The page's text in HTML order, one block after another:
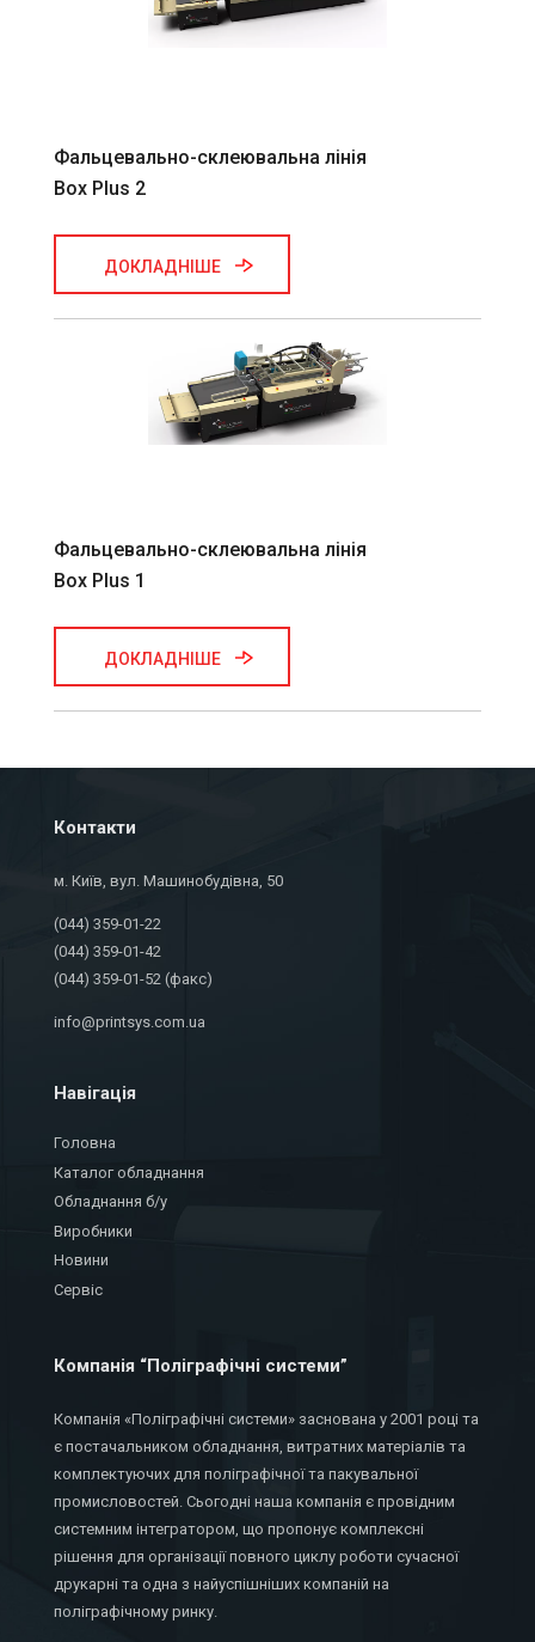
Фальцевально-склеювальна лінія
Box Plus 2
ДОКЛАДНІШЕ
Фальцевально-склеювальна лінія
Box Plus 1
ДОКЛАДНІШЕ
Контакти
м. Київ, вул. Машинобудівна, 50
(044) 359-01-22
(044) 359-01-42
(044) 359-01-52 (факс)
info@printsys.com.ua
Навігація
Головна
Каталог обладнання
Обладнання б/у
Виробники
Новини
Сервіс
Компанія “Поліграфічні системи”
Компанія «Поліграфічні системи» заснована у 2001 році та
є постачальником обладнання, витратних матеріалів та
комплектуючих для поліграфічної та пакувальної
промисловостей. Сьогодні наша компанія є провідним
системним інтегратором, що пропонує комплексні
рішення для організації повного циклу роботи сучасної
друкарні та одна з найуспішніших компаній на
поліграфічному ринку.